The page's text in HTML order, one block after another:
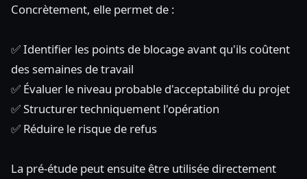
Concrètement, elle permet de :
✅ Identifier les points de blocage avant qu'ils coûtent
des semaines de travail
✅ Évaluer le niveau probable d'acceptabilité du projet
✅ Structurer techniquement l'opération
✅ Réduire le risque de refus
La pré-étude peut ensuite être utilisée directement